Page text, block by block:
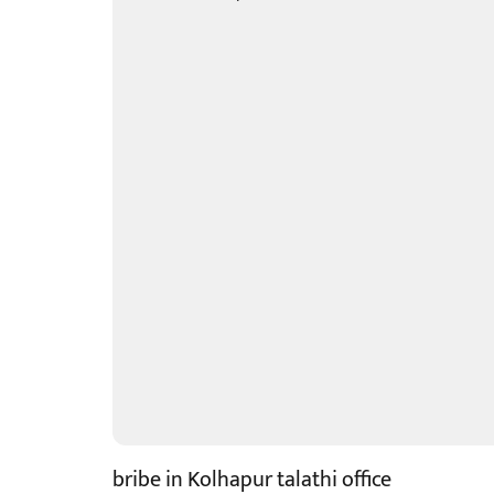
bribe in Kolhapur talathi office